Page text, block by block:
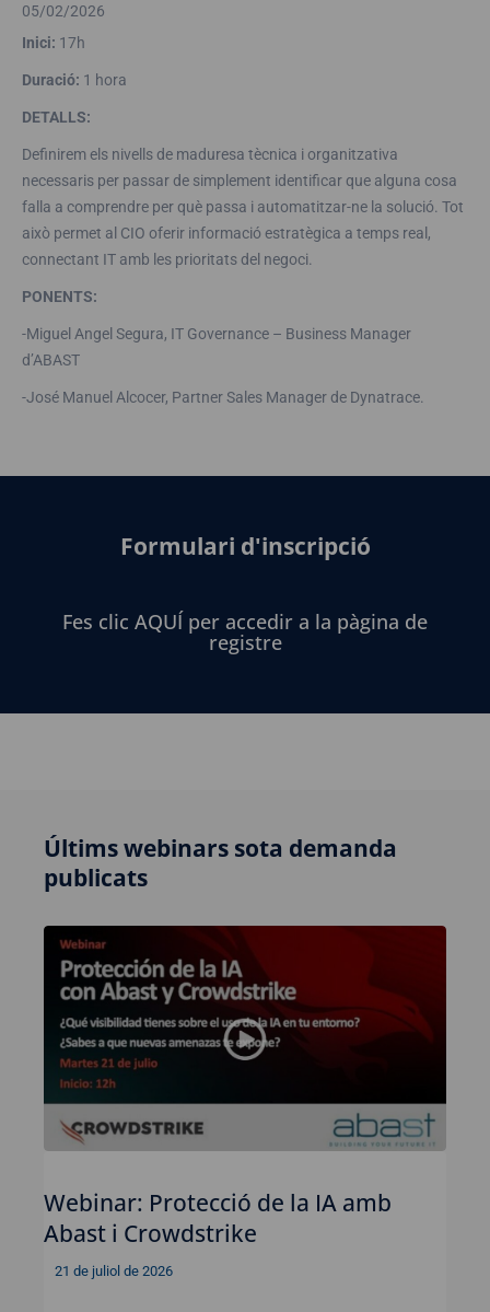
05/02/2026
Inici: 17h
Duració: 1 hora
DETALLS:
Definirem els nivells de maduresa tècnica i organitzativa
necessaris per passar de simplement identificar que alguna cosa
falla a comprendre per què passa i automatitzar-ne la solució. Tot
això permet al CIO oferir informació estratègica a temps real,
connectant IT amb les prioritats del negoci.
PONENTS:
-Miguel Angel Segura, IT Governance – Business Manager
d’ABAST
-José Manuel Alcocer, Partner Sales Manager de Dynatrace.
Formulari d'inscripció
Fes clic AQUÍ per accedir a la pàgina de
registre
Últims webinars sota demanda
publicats
Webinar: Protecció de la IA amb
Abast i Crowdstrike
21 de juliol de 2026